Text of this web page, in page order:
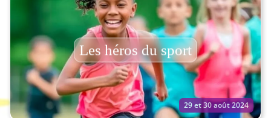
29 et 30 août 2024
Les héros du sport